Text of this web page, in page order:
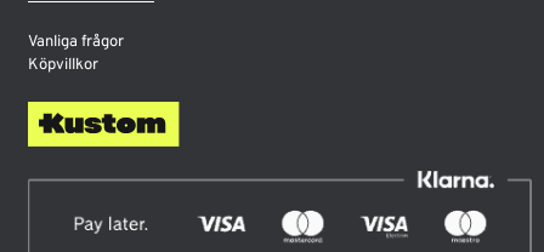
Vanliga frågor
Köpvillkor